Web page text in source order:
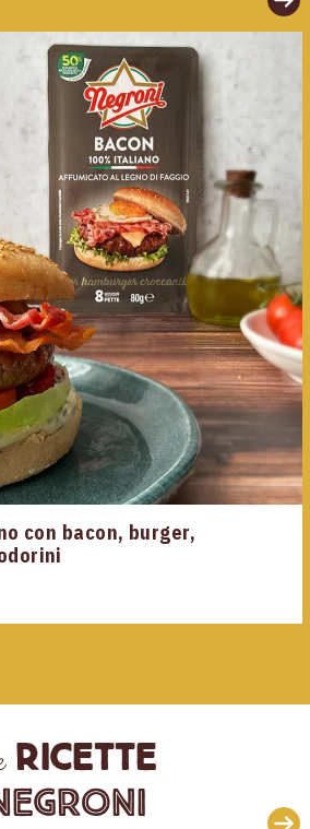
con bacon, burger,
ricette